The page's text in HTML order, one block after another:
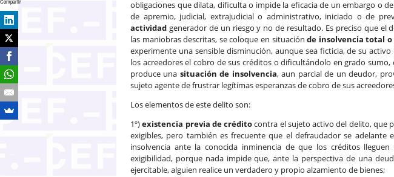
obligaciones que dilata, dificulta o impide la eficacia de un embargo o
de apremio, judicial, extrajudicial o administrativo, iniciado o de
actividad generador de un riesgo y no de resultado. Es preciso que el
las maniobras descritas, se coloque en situaciónde insolvencia total o
experimente una sensible disminución, aunque sea ficticia, de su
los acreedores el cobro de sus créditos o dificultándolo en grado sumo,
produce una situación de insolvencia, aun parcial de un deudor,
sujeto agente de frustrar legítimas esperanzas de cobro de sus
Los elementos de este delito son:
1º)existencia previa de créditocontra el sujeto activo del delito, que
exigibles, pero también es frecuente que el defraudador se adelante
insolvencia ante la conocida inminencia de que los créditos
exigibilidad, porque nada impide que, ante la perspectiva de una
ejercitable, alguien realice un verdadero y propio alzamiento de bienes;
Compartir